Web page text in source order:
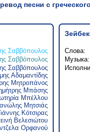
песни с
Σαββόπουλος
Σαββόπουλος
Σαββόπουλος
Αδαμαντίδης
Μητροπάνος
Μπάσης
Μπέλλου
Μητσιάς
Κότσιρας
Βελεσιώτου
Ορφανού
Слова:
Музыка: